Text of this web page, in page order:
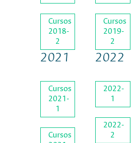
Cursos
2018-
2
Cursos
2019-
2
2021
Cursos
2021-
1
Cursos
2022
2022-
1
2022-
2